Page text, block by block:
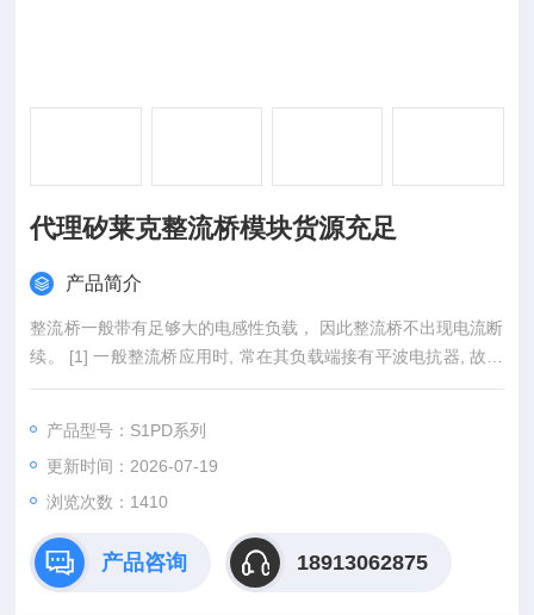
代理矽莱克整流桥模块货源充足
产品简介
整流桥一般带有足够大的电感性负载， 因此整流桥不出现电流断
续。 [1] 一般整流桥应用时, 常在其负载端接有平波电抗器, 故可
将其负载视为恒流源。 [2] 多组三相整流桥相互连接，使得整流
产品型号：S1PD系列
更新时间：2026-07-19
浏览次数：1410
产品咨询 18913062875